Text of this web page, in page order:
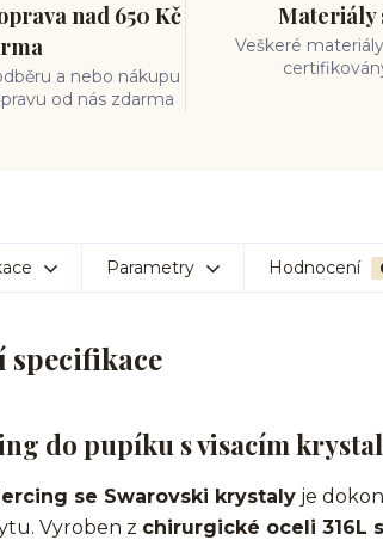
nad 650 Kč
a nebo nákupu
od nás zdarma
Materiály
Veškeré
Parametry Hodnocení
specifikace
do pupíku s visacím
se Swarovski krystaly je
Vyroben z chirurgické oceli 316L